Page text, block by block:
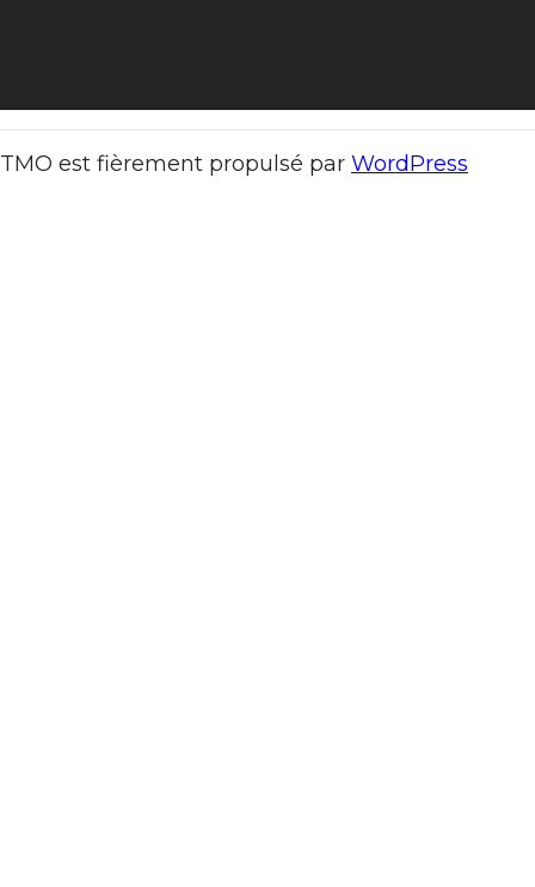
TMO est fièrement propulsé par WordPress